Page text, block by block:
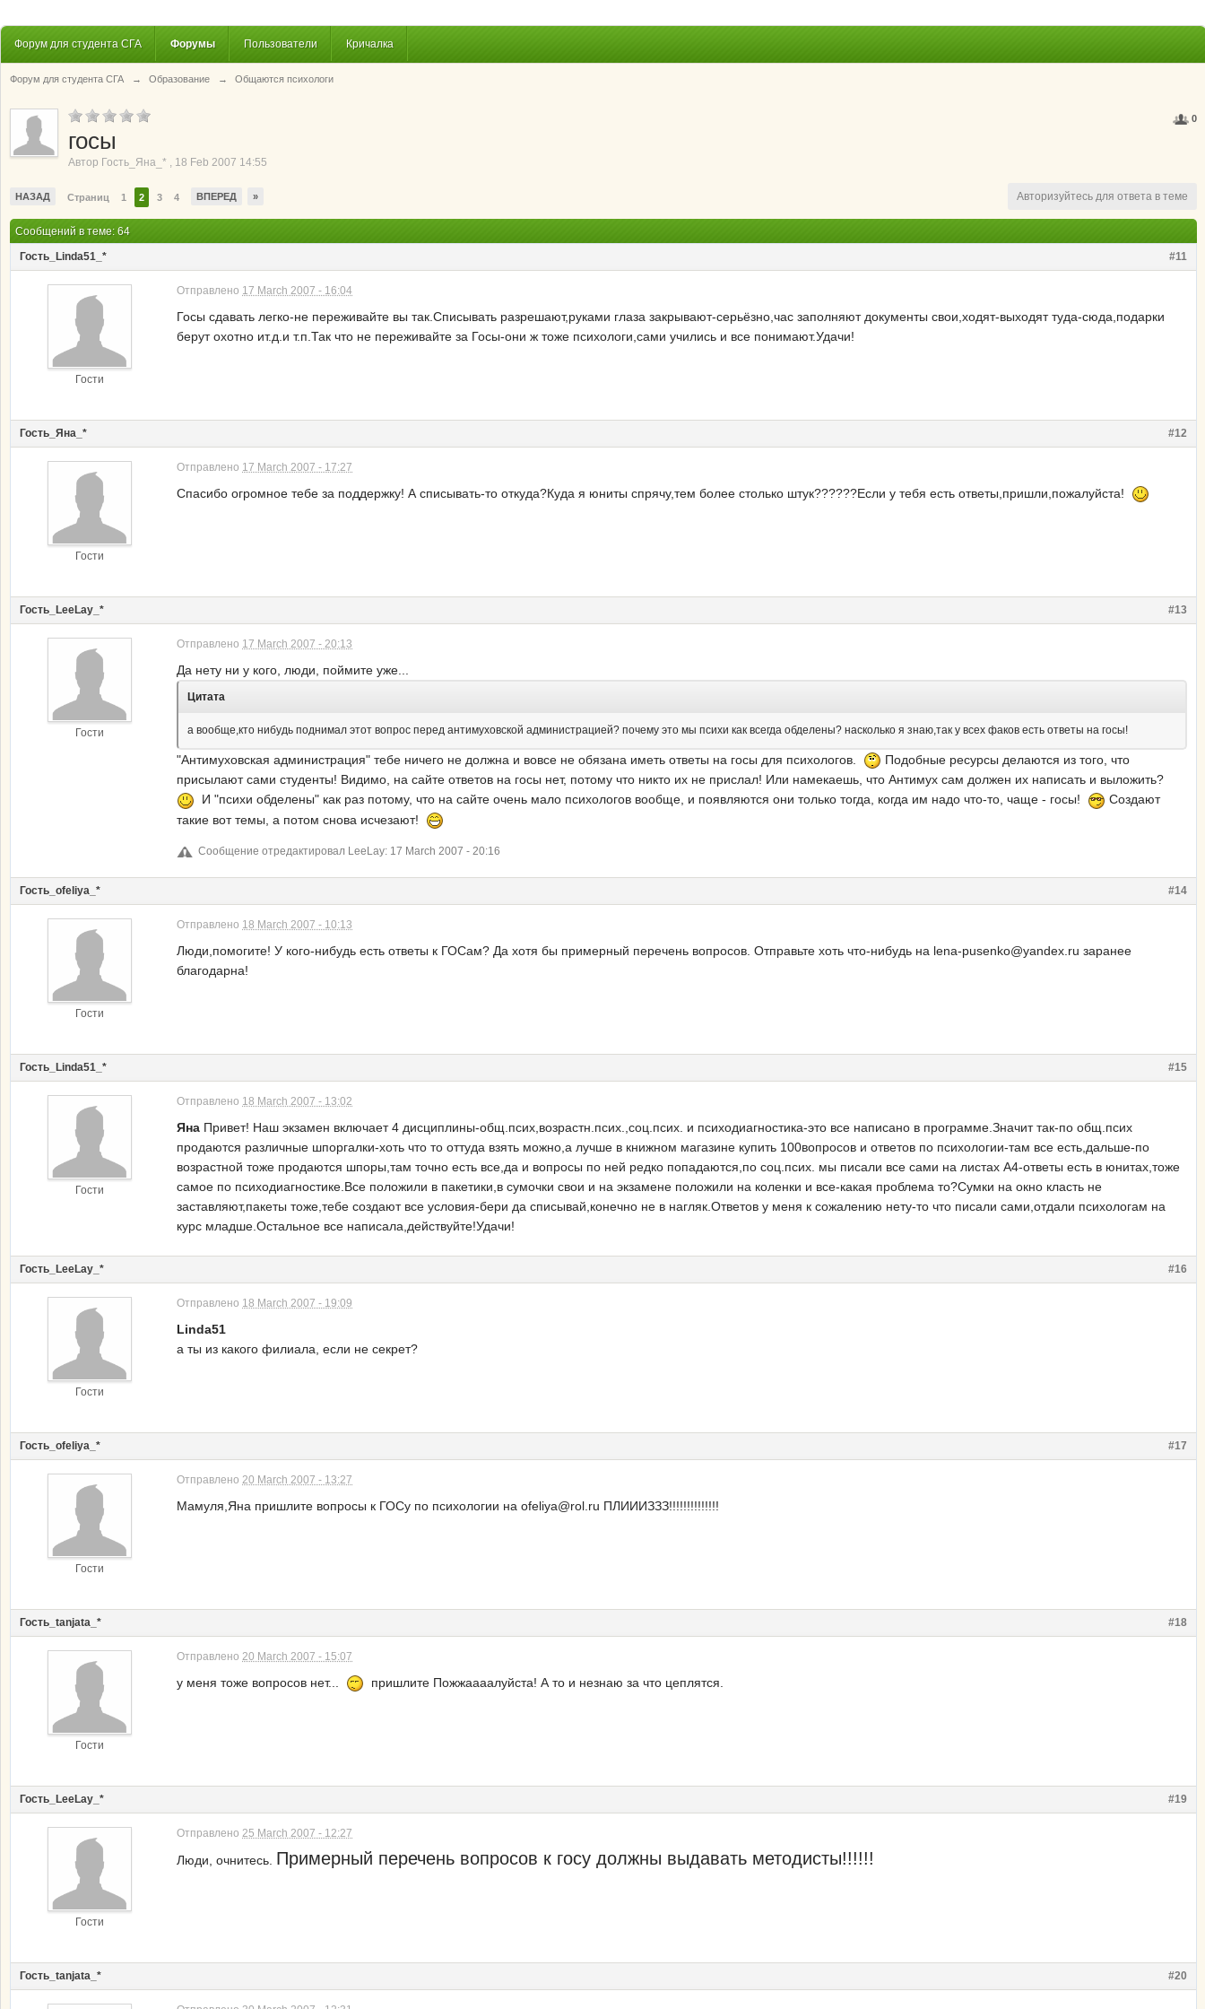
Форум для студента СГА Форумы Пользователи Кричалка
Форум для студента СГА → Образование → Общаются психологи
0
госы
Автор Гость_Яна_* , 18 Feb 2007 14:55
НАЗАД Страниц 1 2 3 4 ВПЕРЕД » Авторизуйтесь для ответа в теме
Сообщений в теме: 64
#11
Гость_Linda51_*
Гости
Отправлено 17 March 2007 - 16:04
Госы сдавать легко-не переживайте вы так.Списывать разрешают,руками глаза закрывают-серьёзно,час заполняют документы свои,ходят-выходят туда-сюда,подарки
берут охотно ит.д.и т.п.Так что не переживайте за Госы-они ж тоже психологи,сами учились и все понимают.Удачи!
#12
Гость_Яна_*
Гости
Отправлено 17 March 2007 - 17:27
Спасибо огромное тебе за поддержку! А списывать-то откуда?Куда я юниты спрячу,тем более столько штук??????Если у тебя есть ответы,пришли,пожалуйста!
#13
Гость_LeeLay_*
Гости
Отправлено 17 March 2007 - 20:13
Да нету ни у кого, люди, поймите уже...
Цитата
а вообще,кто нибудь поднимал этот вопрос перед антимуховской администрацией? почему это мы психи как всегда обделены? насколько я знаю,так у всех факов есть ответы на госы!
"Антимуховская администрация" тебе ничего не должна и вовсе не обязана иметь ответы на госы для психологов.
Подобные ресурсы делаются из того, что
присылают сами студенты! Видимо, на сайте ответов на госы нет, потому что никто их не прислал! Или намекаешь, что Антимух сам должен их написать и выложить?
И "психи обделены" как раз потому, что на сайте очень мало психологов вообще, и появляются они только тогда, когда им надо что-то, чаще - госы!
Создают
такие вот темы, а потом снова исчезают!
Сообщение отредактировал LeeLay: 17 March 2007 - 20:16
#14
Гость_ofeliya_*
Гости
Отправлено 18 March 2007 - 10:13
Люди,помогите! У кого-нибудь есть ответы к ГОСам? Да хотя бы примерный перечень вопросов. Отправьте хоть что-нибудь на lena-pusenko@yandex.ru заранее
благодарна!
#15
Гость_Linda51_*
Гости
Отправлено 18 March 2007 - 13:02
Яна Привет! Наш экзамен включает 4 дисциплины-общ.псих,возрастн.псих.,соц.псих. и психодиагностика-это все написано в программе.Значит так-по общ.псих
продаются различные шпоргалки-хоть что то оттуда взять можно,а лучше в книжном магазине купить 100вопросов и ответов по психологии-там все есть,дальше-по
возрастной тоже продаются шпоры,там точно есть все,да и вопросы по ней редко попадаются,по соц.псих. мы писали все сами на листах А4-ответы есть в юнитах,тоже
самое по психодиагностике.Все положили в пакетики,в сумочки свои и на экзамене положили на коленки и все-какая проблема то?Сумки на окно класть не
заставляют,пакеты тоже,тебе создают все условия-бери да списывай,конечно не в нагляк.Ответов у меня к сожалению нету-то что писали сами,отдали психологам на
курс младше.Остальное все написала,действуйте!Удачи!
#16
Гость_LeeLay_*
Гости
Отправлено 18 March 2007 - 19:09
Linda51
а ты из какого филиала, если не секрет?
#17
Гость_ofeliya_*
Гости
Отправлено 20 March 2007 - 13:27
Мамуля,Яна пришлите вопросы к ГОСу по психологии на ofeliya@rol.ru ПЛИИИЗЗЗ!!!!!!!!!!!!!!
#18
Гость_tanjata_*
Гости
Отправлено 20 March 2007 - 15:07
у меня тоже вопросов нет... пришлите Пожжаааалуйста! А то и незнаю за что цеплятся.
#19
Гость_LeeLay_*
Гости
Отправлено 25 March 2007 - 12:27
Люди, очнитесь. Примерный перечень вопросов к госу должны выдавать методисты!!!!!!
#20
Гость_tanjata_*